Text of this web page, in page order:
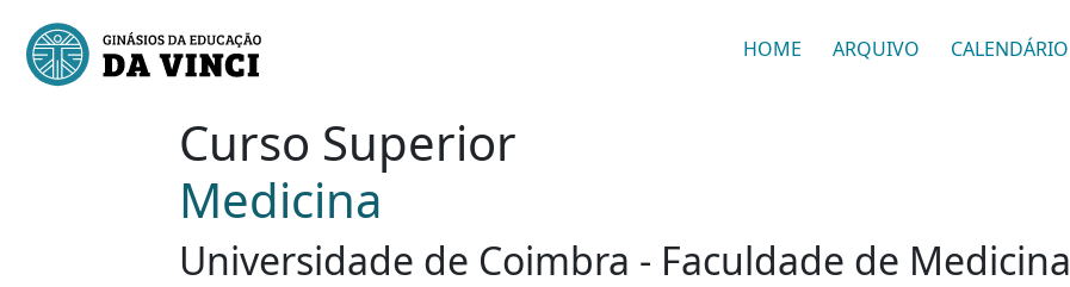
HOME ARQUIVO CALENDÁRIO
Curso Superior
Medicina
Universidade de Coimbra - Faculdade de Medicina